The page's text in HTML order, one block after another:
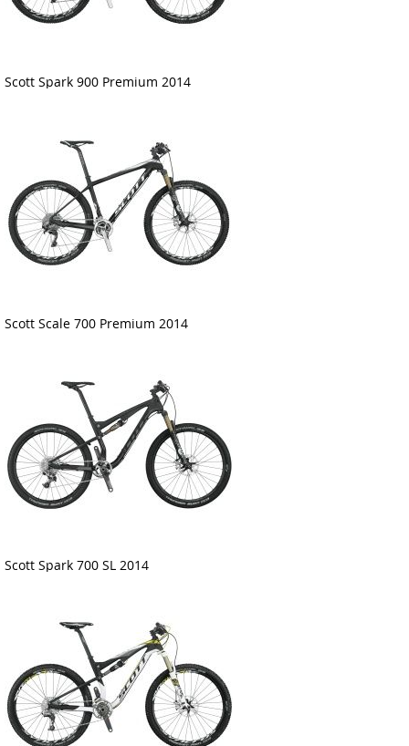
Scott Spark 900 Premium 2014
Scott Scale 700 Premium 2014
Scott Spark 700 SL 2014